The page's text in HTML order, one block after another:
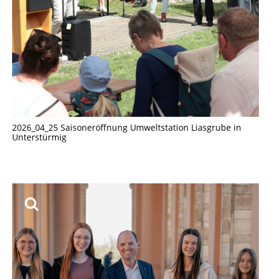
2026_04_25 Saisoneröffnung Umweltstation Liasgrube in
Unterstürmig